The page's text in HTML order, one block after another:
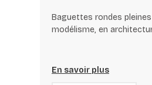
Baguettes rondes
modélisme, en
En savoir plus